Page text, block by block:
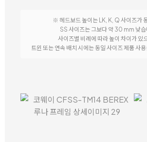
※ 헤드보드 높이는 LK, K, Q 사이즈가
SS 사이즈는 그보다 약 30 mm 낮습
사이즈별 비례에 따라 높이 차이가 있
트윈 또는 연속 배치 시에는 동일 사이즈 제품 사